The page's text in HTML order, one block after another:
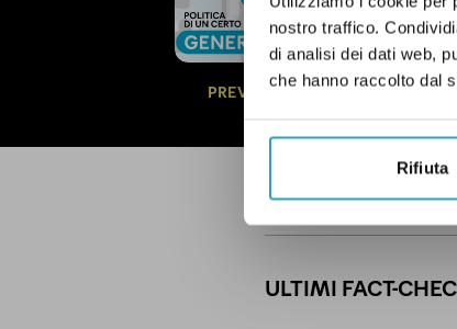
nostro traffico.
di analisi dei dati web,
che hanno raccolto dal
Rifiuta
PREVIEW
In questa
questioni
politica.
ULTIMI FACT-